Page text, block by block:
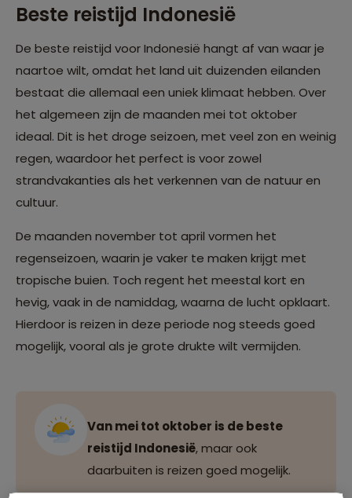
Beste reistijd Indonesië
De beste reistijd voor Indonesië hangt af van waar je
naartoe wilt, omdat het land uit duizenden eilanden
bestaat die allemaal een uniek klimaat hebben. Over
het algemeen zijn de maanden mei tot oktober
ideaal. Dit is het droge seizoen, met veel zon en weinig
regen, waardoor het perfect is voor zowel
strandvakanties als het verkennen van de natuur en
cultuur.
De maanden november tot april vormen het
regenseizoen, waarin je vaker te maken krijgt met
tropische buien. Toch regent het meestal kort en
hevig, vaak in de namiddag, waarna de lucht opklaart.
Hierdoor is reizen in deze periode nog steeds goed
mogelijk, vooral als je grote drukte wilt vermijden.
Van mei tot oktober is de beste
reistijd Indonesië, maar ook
daarbuiten is reizen goed mogelijk.